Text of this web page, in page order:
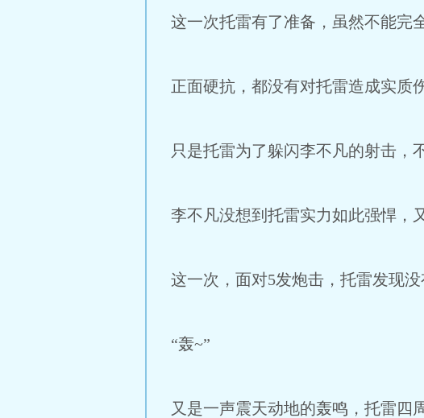
这一次托雷有了准备，虽然不能完
正面硬抗，都没有对托雷造成实质
只是托雷为了躲闪李不凡的射击，
李不凡没想到托雷实力如此强悍，
这一次，面对5发炮击，托雷发现
“轰~”
又是一声震天动地的轰鸣，托雷四